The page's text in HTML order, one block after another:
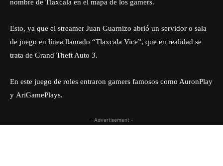
nombre de Tlaxcala en el mapa de los gamers.
Esto, ya que el streamer Juan Guarnizo abrió un servidor o sala
de juego en línea llamado “Tlaxcala Vice”, que en realidad se
trata de Grand Theft Auto 3.
En este juego de roles entraron gamers famosos como AuronPlay
y AriGamePlays.
- Advertisement -